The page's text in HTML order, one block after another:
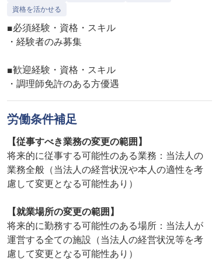
資格を活かせる
■必須経験・資格・スキル
・経験者のみ募集
■歓迎経験・資格・スキル
・調理師免許のある方優遇
労働条件補足
【従事すべき業務の変更の範囲】
将来的に従事する可能性のある業務：当法人の
業務全般（当法人の経営状況や本人の適性を考
慮して変更となる可能性あり）
【就業場所の変更の範囲】
将来的に勤務する可能性のある場所：当法人が
運営する全ての施設（当法人の経営状況等を考
慮して変更となる可能性あり）